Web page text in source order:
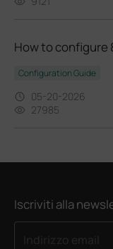
How to configure
Configuration Guide
05-20-2026
27985
Iscriviti alla
Indirizzo email